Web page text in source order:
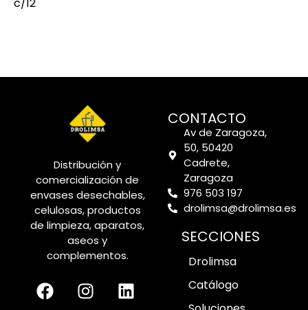
c/12
Distribución y
comercialización de
envases desechables,
celulosas, productos
de limpieza, aparatos,
aseos y
complementos.
CONTACTO
Av de Zaragoza,
50, 50420
Cadrete,
Zaragoza
976 503 197
drolimsa@drolimsa.es
SECCIONES
Drolimsa
Catálogo